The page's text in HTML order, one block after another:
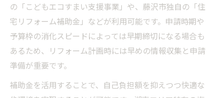
の「こどもエコすまい支援事業」や、藤沢市独自の「住
宅リフォーム補助金」などが利用可能です。申請時期や
予算枠の消化スピードによっては早期締切になる場合も
あるため、リフォーム計画時には早めの情報収集と申請
準備が重要です。
補助金を活用することで、自己負担額を抑えつつ快適な